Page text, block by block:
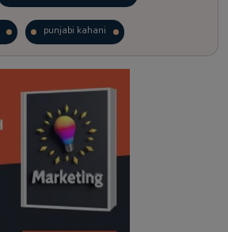
punjabi kahani
punjabi story